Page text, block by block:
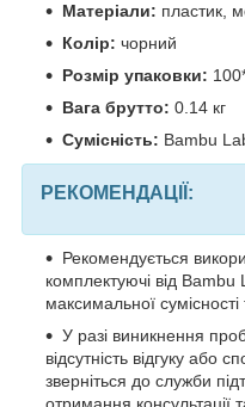
Матеріали: пластик,
Колір: чорний
Розмір упаковки:
Вага брутто: 0.14 кг
Сумісність: Bambu
РЕКОМЕНДАЦІЇ:
Рекомендується
комплектуючі від
максимальної сумісності
У разі виникнення
відсутність відгуку або
зверніться до служби